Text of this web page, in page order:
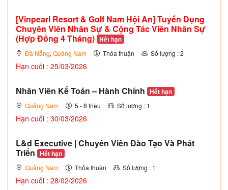
[Vinpearl Resort & Golf Nam Hội An] Tuyển Dụng
Chuyên Viên Nhân Sự & Cộng Tác Viên Nhân Sự
(Hợp Đồng 4 Tháng) Hết hạn
Đà Nẵng, Quảng Nam Thỏa thuận Số lượng : 2
Hạn cuối : 25/03/2026
Nhân Viên Kế Toán – Hành Chính Hết hạn
Quảng Nam 5 - 8 triệu Số lượng : 1
Hạn cuối : 30/03/2026
L&d Executive | Chuyên Viên Đào Tạo Và Phát
Triển Hết hạn
Quảng Nam Thỏa thuận Số lượng : 1
Hạn cuối : 28/02/2026